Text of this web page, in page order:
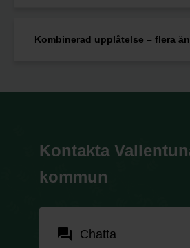
Kombinerad upplåtelse – flera
Kontakta
kommun
forum Chatta